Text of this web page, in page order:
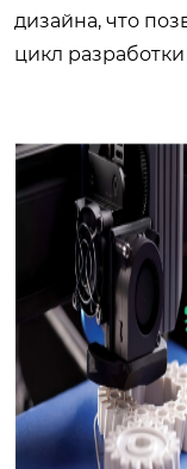
дизайна, что
цикл